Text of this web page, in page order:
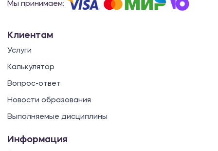
Мы принимаем:
Клиентам
Услуги
Калькулятор
Вопрос-ответ
Новости образования
Выполняемые дисциплины
Информация